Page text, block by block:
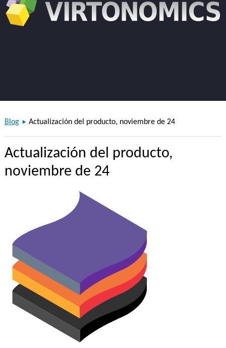
Blog Actualización del producto, noviembre de 24
Actualización del producto,
noviembre de 24